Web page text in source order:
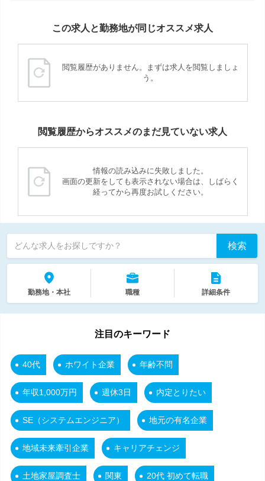
この求人と勤務地が同じオススメ求人
閲覧履歴がありません。まずは求人を閲覧しましょ
う。
閲覧履歴からオススメのまだ見ていない求人
情報の読み込みに失敗しました。
画面の更新をしても表示されない場合は、しばらく
経ってから再度お試しください。
どんな求人をお探しですか？ 検索
勤務地・本社 職種 詳細条件
注目のキーワード
40代 ホワイト企業 年齢不問
年収1,000万円 週休3日 内定とりたい
SE（システムエンジニア） 地元の有名企業
地域未来牽引企業 キャリアチェンジ
土地家屋調査士 関東 20代 初めて転職